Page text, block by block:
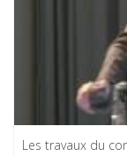
Les travaux du